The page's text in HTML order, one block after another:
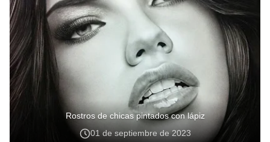
Rostros de chicas pintados con lápiz
01 de septiembre de 2023